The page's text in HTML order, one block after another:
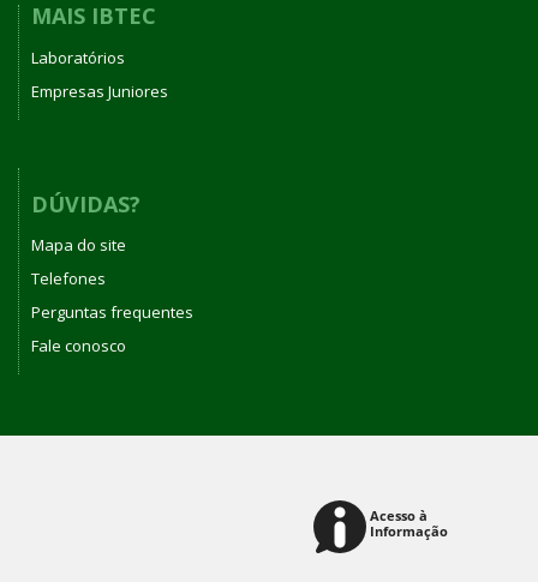
MAIS IBTEC
Laboratórios
Empresas Juniores
DÚVIDAS?
Mapa do site
Telefones
Perguntas frequentes
Fale conosco